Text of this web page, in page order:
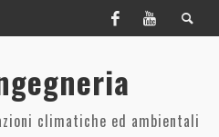
climatiche ed ambientali